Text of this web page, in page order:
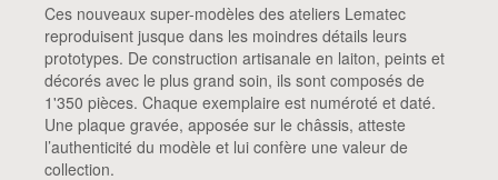
Ces nouveaux super-modèles des ateliers Lematec
reproduisent jusque dans les moindres détails leurs
prototypes. De construction artisanale en laiton, peints et
décorés avec le plus grand soin, ils sont composés de
1'350 pièces. Chaque exemplaire est numéroté et daté.
Une plaque gravée, apposée sur le châssis, atteste
l’authenticité du modèle et lui confère une valeur de
collection.